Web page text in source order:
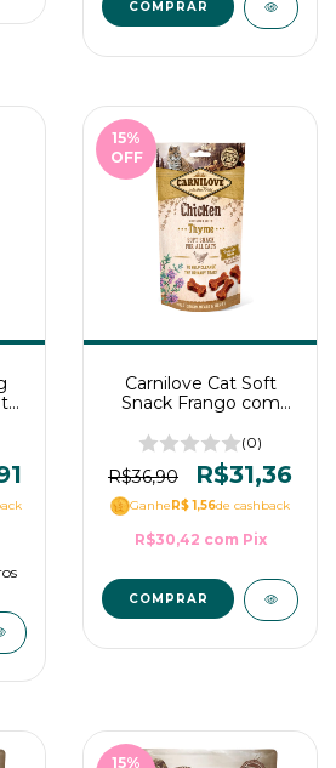
15%
OFF
Carnilove Cat Soft
Snack Frango com
50g
(0)
R$36,90 R$31,36
GanheR$ 1,56de cashback
R$30,42 com Pix
15%